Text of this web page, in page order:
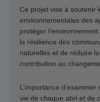
Ce projet vise à soutenir
environnementales des
protéger
la résilience des
naturelles et de réduire
contribution au
L’importance
vie de chaque abri et de